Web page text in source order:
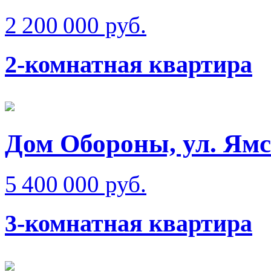
2 200 000 руб.
2-комнатная квартира
Дом Обороны, ул.
5 400 000 руб.
3-комнатная квартира